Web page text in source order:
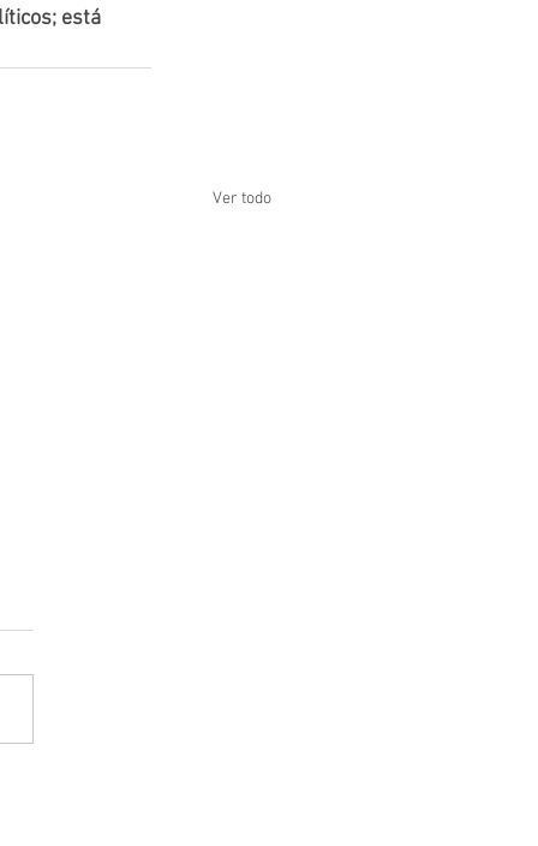
está
Ver todo